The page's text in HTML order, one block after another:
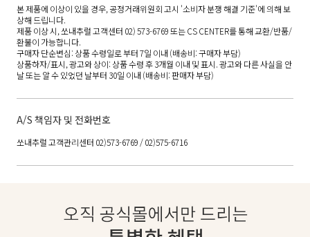
본 제품에 이상이 있을 경우, 공정거래위원회 고시 '소비자 분쟁 해결 기준'에 의해 보
상해 드립니다.
제품 이상 시, 쏘내추럴 고객센터 02) 573-6769 또는 CS CENTER를 통해 교환/반품/
환불이 가능합니다.
구매자 단순변심: 상품 수령일로 부터 7일 이내 (배송비: 구매자 부담)
상품하자/표시, 광고와 상이: 상품 수령 후 3개월 이내 및 표시. 광고와 다른 사실을 안
날 또는 알 수 있었던 날부터 30일 이내 (배송비: 판매자 부담)
A/S 책임자 및 전화번호
쏘내추럴 고객관리센터 02)573-6769 / 02)575-6716